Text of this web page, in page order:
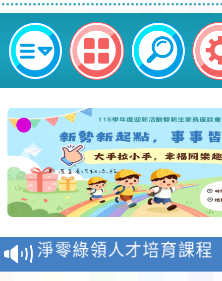
轉知~「教育部國民及學前教育署
及國民中學學生學習扶助科技化評
資料運用－國小場教師研習（北區
平鎮區新勢國民小學
教育部校安中心白海豚
報
淨零綠領人才培育課程
檢送桃園市115學年度